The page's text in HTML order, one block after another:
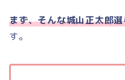
まず、そんな城山正太郎
す。